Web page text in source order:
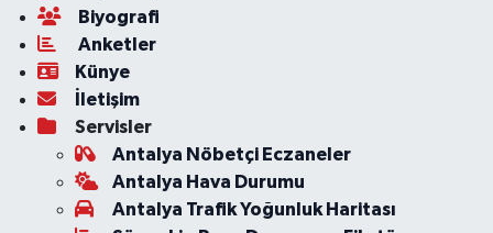
Biyografi
Anketler
Künye
İletişim
Servisler
Antalya Nöbetçi Eczaneler
Antalya Hava Durumu
Antalya Trafik Yoğunluk Haritası